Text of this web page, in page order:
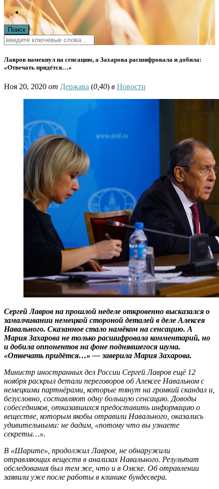
Лавров намекнул на сенсацию, а Захарова расшифровала и добила:
«Отвечать придётся…»
Ноя 20, 2020 от Держава (0,40) в Новости
Сергей Лавров на прошлой неделе откровенно высказался о
замалчивании немецкой стороной деталей в деле Алексея
Навального. Сказанное стало намёком на сенсацию. А
Мария Захарова не только расшифровала комментарий, но
и добила оппонентов на фоне поднявшегося шума.
«Отвечать придётся…» — заверила Мария Захарова.
Министр иностранных дел России Сергей Лавров ещё 12
ноября раскрыл детали переговоров об Алексее Навальном с
немецкими партнёрами, которые тянут на громкий скандал и,
безусловно, составляют одну большую сенсацию. Доводы
собеседников, отказавшихся предоставить информацию о
веществе, которым якобы отравили Навального, оказались
удивительными: не дадим, «потому что вы узнаете
секреты…».
В «Шарите», продолжил Лавров, не обнаружили
отравляющих веществ в анализах Навального. Результат
обследования был тем же, что и в Омске. Об отравлении
заявили уже после работы в клинике бундесвера.